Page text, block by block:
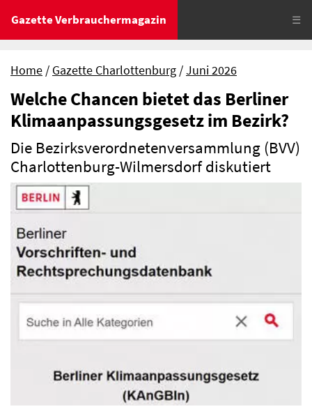
Gazette Verbrauchermagazin ☰
Home Gazette Charlottenburg Juni 2026
Welche Chancen bietet das Berliner
Klimaanpassungsgesetz im Bezirk?
Die Bezirksverordnetenversammlung (BVV)
Charlottenburg-Wilmersdorf diskutiert